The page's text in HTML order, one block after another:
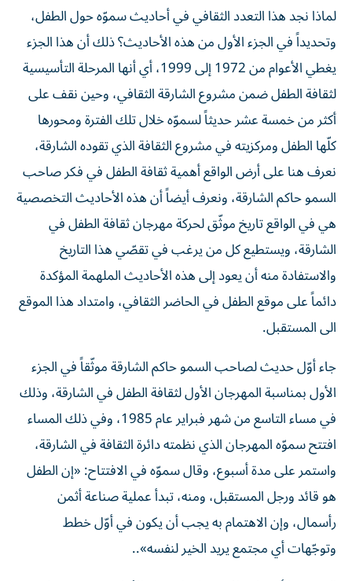
لماذا نجد هذا التعدد الثقافي في أحاديث سموّه حول الطفل،
وتحديداً في الجزء الأول من هذه الأحاديث؟ ذلك أن هذا الجزء
يغطي الأعوام من 1972 إلى 1999، أي أنها المرحلة التأسيسية
لثقافة الطفل ضمن مشروع الشارقة الثقافي، وحين نقف على
أكثر من خمسة عشر حديثاً لسموّه خلال تلك الفترة ومحورها
كلّها الطفل ومركزيته في مشروع الثقافة الذي تقوده الشارقة،
نعرف هنا على أرض الواقع أهمية ثقافة الطفل في فكر صاحب
السمو حاكم الشارقة، ونعرف أيضاً أن هذه الأحاديث التخصصية
هي في الواقع تاريخ موثّق لحركة مهرجان ثقافة الطفل في
الشارقة، ويستطيع كل من يرغب في تقصّي هذا التاريخ
والاستفادة منه أن يعود إلى هذه الأحاديث الملهمة المؤكدة
دائماً على موقع الطفل في الحاضر الثقافي، وامتداد هذا الموقع
الى المستقبل.
جاء أوّل حديث لصاحب السمو حاكم الشارقة موثّقاً في الجزء
الأول بمناسبة المهرجان الأول لثقافة الطفل في الشارقة، وذلك
في مساء التاسع من شهر فبراير عام 1985، وفي ذلك المساء
افتتح سموّه المهرجان الذي نظمته دائرة الثقافة في الشارقة،
واستمر على مدة أسبوع، وقال سموّه في الافتتاح: «إن الطفل
هو قائد ورجل المستقبل، ومنه، تبدأ عملية صناعة أثمن
رأسمال، وإن الاهتمام به يجب أن يكون في أوّل خطط
وتوجّهات أي مجتمع يريد الخير لنفسه»..